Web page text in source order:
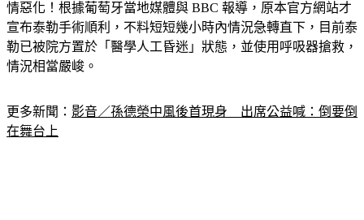
遍全球的 74 歲威爾斯歌后邦妮泰勒（Bonnie Tyler），驚傳病
情惡化！根據葡萄牙當地媒體與 BBC 報導，原本官方網站才
宣布泰勒手術順利，不料短短幾小時內情況急轉直下，目前泰
勒已被院方置於「醫學人工昏迷」狀態，並使用呼吸器搶救，
更多新聞：